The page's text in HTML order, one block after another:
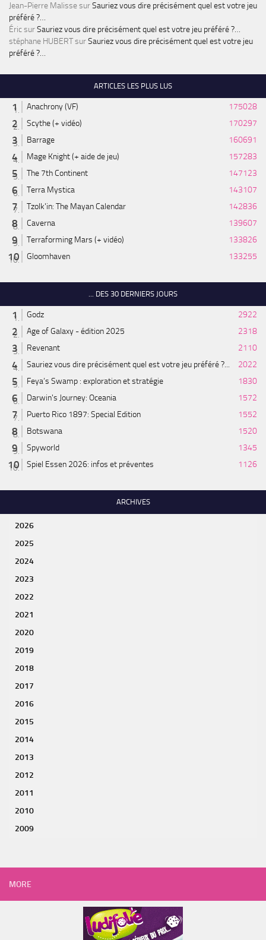
Jean-Pierre MalissesurSauriez vous dire précisément quel est votre jeu
préféré ?…
ÉricsurSauriez vous dire précisément quel est votre jeu préféré ?…
stéphane HUBERTsurSauriez vous dire précisément quel est votre jeu
préféré ?…
ARTICLES LES PLUS LUS
Anachrony (VF)
175028
Scythe (+ vidéo)
170297
Barrage
160691
Mage Knight (+ aide de jeu)
157283
The 7th Continent
147123
Terra Mystica
143107
Tzolk'in: The Mayan Calendar
142836
Caverna
139607
Terraforming Mars (+ vidéo)
133826
Gloomhaven
133255
... DES 30 DERNIERS JOURS
Godz
2922
Age of Galaxy - édition 2025
2318
Revenant
2110
Sauriez vous dire précisément quel est votre jeu préféré ?...
2022
Feya’s Swamp : exploration et stratégie
1830
Darwin's Journey: Oceania
1572
Puerto Rico 1897: Special Edition
1552
Botswana
1520
Spyworld
1345
Spiel Essen 2026: infos et préventes
1126
ARCHIVES
2026
2025
2024
2023
2022
2021
2020
2019
2018
2017
2016
2015
2014
2013
2012
2011
2010
2009
MORE